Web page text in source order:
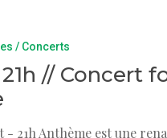
/ Concerts
// Concert
- 21h Anthème est une